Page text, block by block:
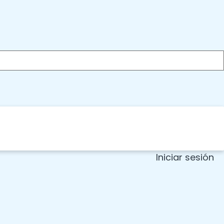
Iniciar sesión